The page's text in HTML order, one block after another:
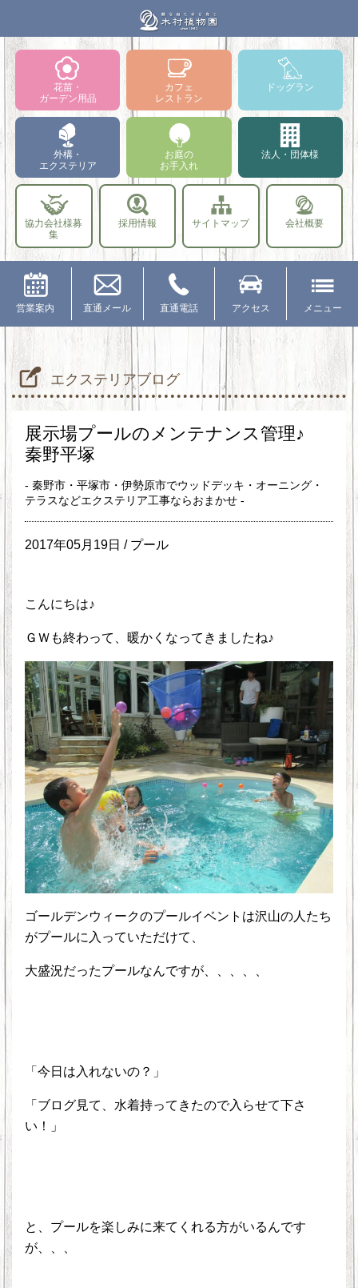
花苗・
ガーデン用品
カフェ
レストラン
ドッグラン
外構・
エクステリア
お庭の
お手入れ
法人・団体様
協力会社様募
集
採用情報 サイトマップ 会社概要
営業案内 直通メール 直通電話 アクセス メニュー
エクステリアブログ
展示場プールのメンテナンス管理♪
秦野平塚
- 秦野市・平塚市・伊勢原市でウッドデッキ・オーニング・
テラスなどエクステリア工事ならおまかせ -
2017年05月19日 / プール
こんにちは♪
ＧＷも終わって、暖かくなってきましたね♪
ゴールデンウィークのプールイベントは沢山の人たち
がプールに入っていただけて、
大盛況だったプールなんですが、、、、、
「今日は入れないの？」
「ブログ見て、水着持ってきたので入らせて下さ
い！」
と、プールを楽しみに来てくれる方がいるんです
が、、、